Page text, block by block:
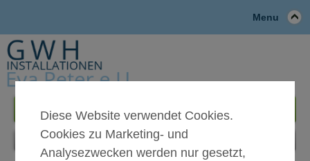
Menu
+43 1 714 67 65
Diese Website verwendet Cookies.
Cookies zu Marketing- und
Analysezwecken werden nur gesetzt,